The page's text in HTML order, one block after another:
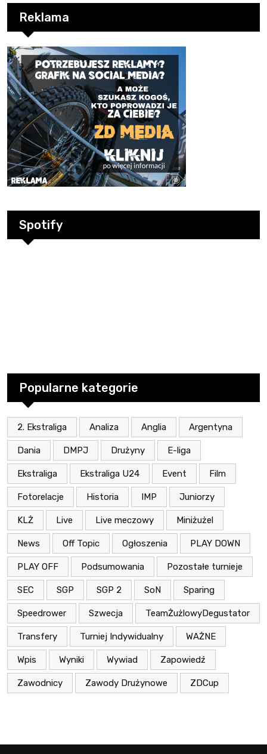
Reklama
Spotify
Popularne kategorie
2. Ekstraliga Analiza Anglia Argentyna
Dania DMPJ Drużyny E-liga
Ekstraliga Ekstraliga U24 Event Film
Fotorelacje Historia IMP Juniorzy
KLŻ Live Live meczowy Miniżużel
News Off Topic Ogłoszenia PLAY DOWN
PLAY OFF Podsumowania Pozostałe turnieje
SEC SGP SGP 2 SoN Sparing
Speedrower Szwecja TeamŻużlowyDegustator
Transfery Turniej Indywidualny WAŻNE
Wpis Wyniki Wywiad Zapowiedź
Zawodnicy Zawody Drużynowe ZDCup